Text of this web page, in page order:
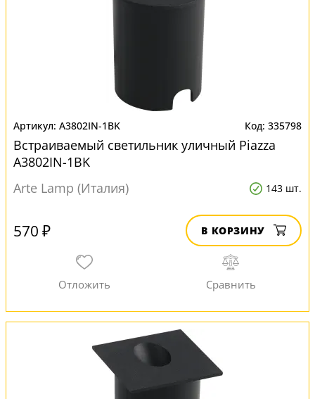
A3802IN-1BK 335798
Встраиваемый светильник уличный Piazza
A3802IN-1BK
Arte Lamp (Италия)
143 шт.
570 ₽ В КОРЗИНУ